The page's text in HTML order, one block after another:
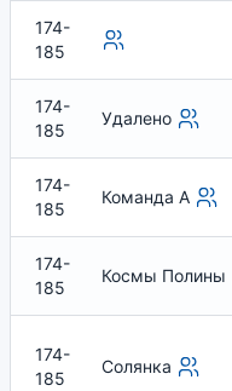
174-
185
174-
185
Удалено
174-
185
Команда А
174-
185
Космы Полины
174-
185
Солянка